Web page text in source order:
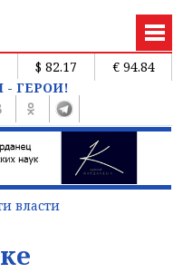
$ 82.17
€ 94.84
- ГЕРОИ!
власти